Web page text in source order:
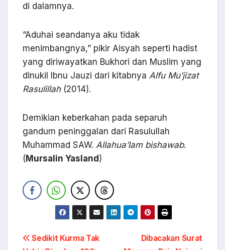
di dalamnya.
“Aduhai seandanya aku tidak
menimbangnya,” pikir Aisyah seperti hadist
yang diriwayatkan Bukhori dan Muslim yang
dinukil Ibnu Jauzi dari kitabnya Alfu Mu’jizat
Rasulillah(2014).
Demikian keberkahan pada separuh
gandum peninggalan dari Rasulullah
Muhammad SAW. Allahua’lam bishawab.
(Mursalin Yasland)
Navigasi
Dibacakan Surat
Sedikit Kurma Tak